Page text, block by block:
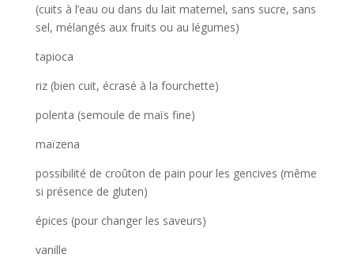
(cuits à l’eau ou dans du lait maternel, sans sucre, sans
sel, mélangés aux fruits ou au légumes)
tapioca
riz (bien cuit, écrasé à la fourchette)
polenta (semoule de maïs fine)
maïzena
possibilité de croûton de pain pour les gencives (même
si présence de gluten)
épices (pour changer les saveurs)
vanille